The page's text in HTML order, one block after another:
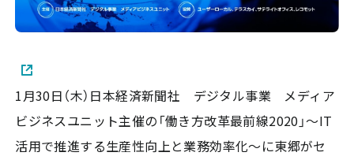
1月30日（木）日本経済新聞社 デジタル事業 メディア
ビジネスユニット主催の「働き方改革最前線2020」～IT
活用で推進する生産性向上と業務効率化～に東郷がセ